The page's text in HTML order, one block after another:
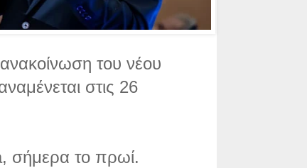
του νέου
στις 26
σήμερα το πρωί.